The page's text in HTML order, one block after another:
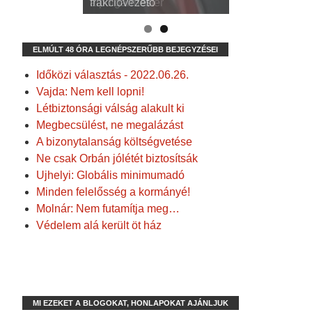
alpolgármester
frakcióvezető
ELMÚLT 48 ÓRA LEGNÉPSZERŰBB BEJEGYZÉSEI
Időközi választás - 2022.06.26.
Vajda: Nem kell lopni!
Létbiztonsági válság alakult ki
Megbecsülést, ne megalázást
A bizonytalanság költségvetése
Ne csak Orbán jólétét biztosítsák
Ujhelyi: Globális minimumadó
Minden felelősség a kormányé!
Molnár: Nem futamítja meg…
Védelem alá került öt ház
MI EZEKET A BLOGOKAT, HONLAPOKAT AJÁNLJUK